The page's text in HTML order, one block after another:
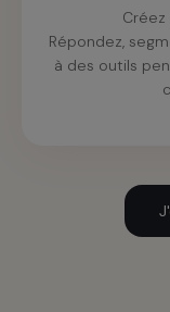
Répondez,
à des outils